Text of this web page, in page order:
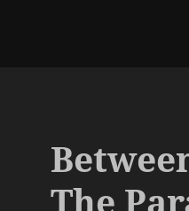
The